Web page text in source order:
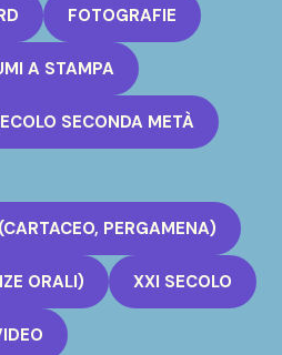
FOTOGRAFIE
A STAMPA
SECONDA METÀ
PERGAMENA)
ORALI) XXI SECOLO